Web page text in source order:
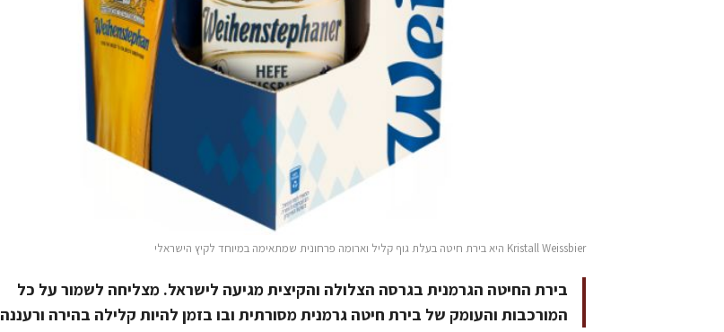
Kristall Weissbier היא בירת חיטה בעלת גוף קליל וארומה פרחונית שמתאימה במיוחד לקיץ הישראלי
בירת החיטה הגרמנית בגרסה הצלולה והקיצית מגיעה לישראל. מצליחה לשמור על כל
המורכבות והעומק של בירת חיטה גרמנית מסורתית ובו בזמן להיות קלילה בהירה ורעננה